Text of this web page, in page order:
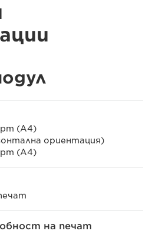
(A4)
ориентация)
(A4)
на печат